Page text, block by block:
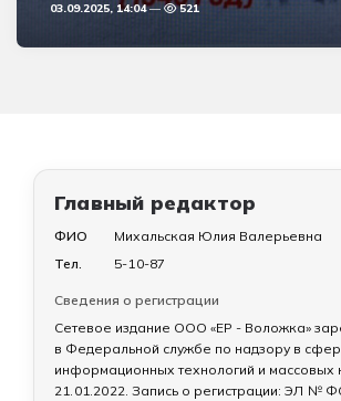
03.09.2025, 14:04 521
Главный редактор
ФИО
Михальская Юлия Валерьевна
Тел.
5-10-87
Сведения о регистрации
Сетевое издание ООО «ЕР - Воложка»
в Федеральной службе по надзору в
информационных технологий и массовых
21.01.2022. Запись о регистрации: ЭЛ №